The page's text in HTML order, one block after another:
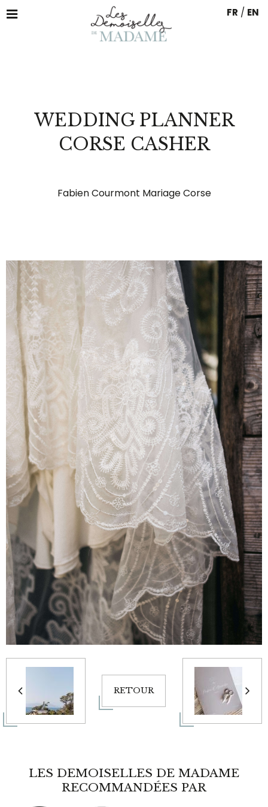
FR / EN
WEDDING PLANNER
CORSE CASHER
Fabien Courmont Mariage Corse
RETOUR
LES DEMOISELLES DE MADAME
RECOMMANDÉES PAR